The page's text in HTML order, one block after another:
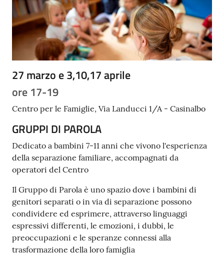
e
r
t
a
t
e
Tutti
gli
argomenti...
Seguici
su
27 marzo e 3,10,17 aprile
ore 17-19
Centro per le Famiglie, Via Landucci 1/A - Casinalbo
GRUPPI DI PAROLA
Dedicato a bambini 7-11 anni che vivono l'esperienza
della separazione familiare, accompagnati da
operatori del Centro
Il Gruppo di Parola è uno spazio dove i bambini di
genitori separati o in via di separazione possono
condividere ed esprimere, attraverso linguaggi
espressivi differenti, le emozioni, i dubbi, le
preoccupazioni e le speranze connessi alla
trasformazione della loro famiglia